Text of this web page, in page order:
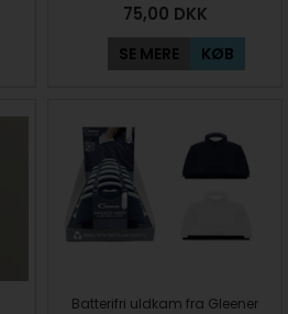
75,00 DKK
SE MERE KØB
Batterifri uldkam fra Gleener